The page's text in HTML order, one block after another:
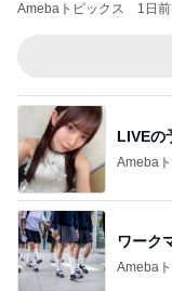
Amebaトピックス 1日前
LIVEの
Ameba
ワーク
Ameba